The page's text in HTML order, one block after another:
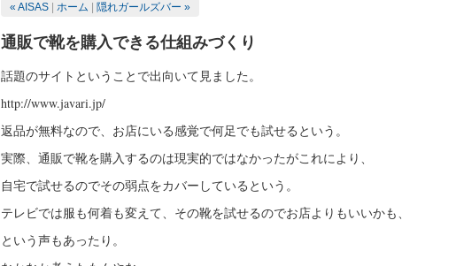
« AISAS ホーム 隠れガールズバー »
通販で靴を購入できる仕組みづくり
話題のサイトということで出向いて見ました。
http://www.javari.jp/
返品が無料なので、お店にいる感覚で何足でも試せるという。
実際、通販で靴を購入するのは現実的ではなかったがこれにより、
自宅で試せるのでその弱点をカバーしているという。
テレビでは服も何着も変えて、その靴を試せるのでお店よりもいいかも、
という声もあったり。